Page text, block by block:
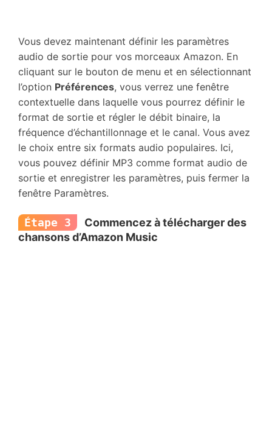
Vous devez maintenant définir les paramètres
audio de sortie pour vos morceaux Amazon. En
cliquant sur le bouton de menu et en sélectionnant
l’option Préférences, vous verrez une fenêtre
contextuelle dans laquelle vous pourrez définir le
format de sortie et régler le débit binaire, la
fréquence d’échantillonnage et le canal. Vous avez
le choix entre six formats audio populaires. Ici,
vous pouvez définir MP3 comme format audio de
sortie et enregistrer les paramètres, puis fermer la
fenêtre Paramètres.
Étape 3
Commencez à télécharger des
chansons d’Amazon Music